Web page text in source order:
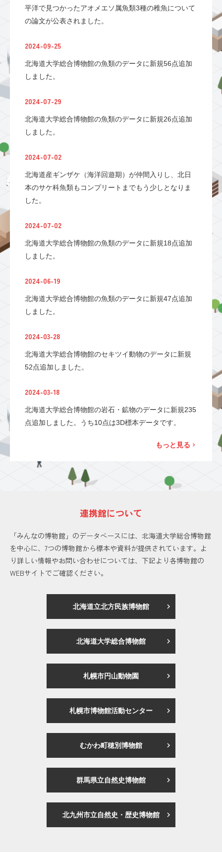
平洋で見つかったアオメエソ属魚類3種の稚魚について
の論文が公表されました。
2024-09-25
北海道大学総合博物館の魚類のデータに新規56点追加
しました。
2024-07-29
北海道大学総合博物館の魚類のデータに新規26点追加
しました。
2024-07-02
北海道産ギンザケ（海洋回遊期）が仲間入りし、北日
本のサケ科魚類もコンプリートまでもう少しとなりま
した。
2024-07-02
北海道大学総合博物館の魚類のデータに新規18点追加
しました。
2024-06-19
北海道大学総合博物館の魚類のデータに新規47点追加
しました。
2024-03-28
北海道大学総合博物館のセキツイ動物のデータに新規
52点追加しました。
2024-03-18
北海道大学総合博物館の岩石・鉱物のデータに新規235
点追加しました。うち10点は3D標本データです。
もっと見る
連携館について
「みんなの博物館」のデータベースには、北海道大学総合博物館
を中心に、7つの博物館から標本や資料が提供されています。よ
り詳しい情報やお問い合わせについては、下記より各博物館の
WEBサイトでご確認ください。
北海道立北方民族博物館
北海道大学総合博物館
札幌市円山動物園
札幌市博物館活動センター
むかわ町穂別博物館
群馬県立自然史博物館
北九州市立自然史・歴史博物館